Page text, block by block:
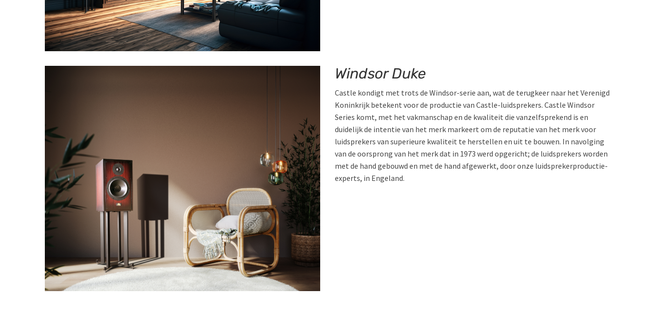
Windsor Duke
Castle kondigt met trots de Windsor-serie aan, wat de terugkeer naar het Verenigd
Koninkrijk betekent voor de productie van Castle-luidsprekers. Castle Windsor
Series komt, met het vakmanschap en de kwaliteit die vanzelfsprekend is en
duidelijk de intentie van het merk markeert om de reputatie van het merk voor
luidsprekers van superieure kwaliteit te herstellen en uit te bouwen. In navolging
van de oorsprong van het merk dat in 1973 werd opgericht; de luidsprekers worden
met de hand gebouwd en met de hand afgewerkt, door onze luidsprekerproductie-
experts, in Engeland.